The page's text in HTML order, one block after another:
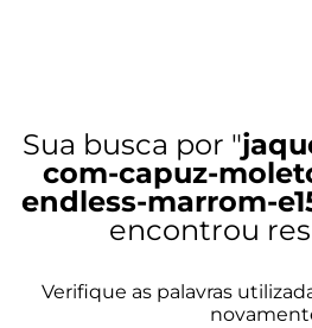
com-capuz-
endless-marrom-